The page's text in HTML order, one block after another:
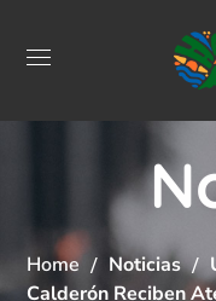
Home Noticias
Calderón Reciben